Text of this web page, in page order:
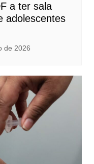
a ter sala
adolescentes
de 2026